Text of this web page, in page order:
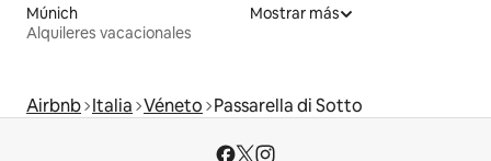
Múnich
Alquileres vacacionales
Mostrar más
Airbnb Italia Véneto Passarella di Sotto